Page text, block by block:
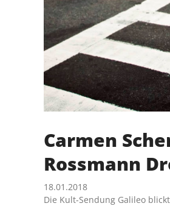
Carmen
Rossmann
18.01.2018
Die Kult-Sendung Galileo